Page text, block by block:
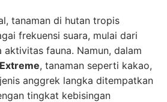
tanaman di hutan tropis
frekuensi suara, mulai dari
aktivitas fauna. Namun, dalam
, tanaman seperti kakao,
anggrek langka ditempatkan
tingkat kebisingan